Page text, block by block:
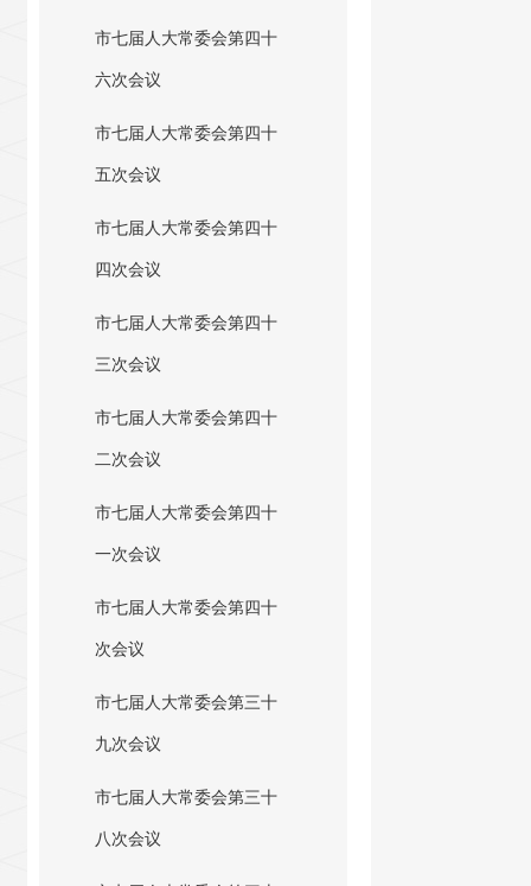
市七届人大常委会第四十
六次会议
市七届人大常委会第四十
五次会议
市七届人大常委会第四十
四次会议
市七届人大常委会第四十
三次会议
市七届人大常委会第四十
二次会议
市七届人大常委会第四十
一次会议
市七届人大常委会第四十
次会议
市七届人大常委会第三十
九次会议
市七届人大常委会第三十
八次会议